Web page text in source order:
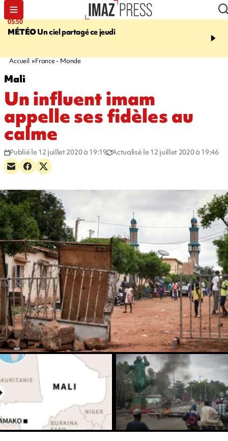
05:50
MÉTÉOUn ciel partagé ce jeudi
08:13
La
Accueil France - Monde
Mali
Un influent imam
appelle ses fidèles au
calme
Publié le 12 juillet 2020 à 19:19 Actualisé le 12 juillet 2020 à 19:46